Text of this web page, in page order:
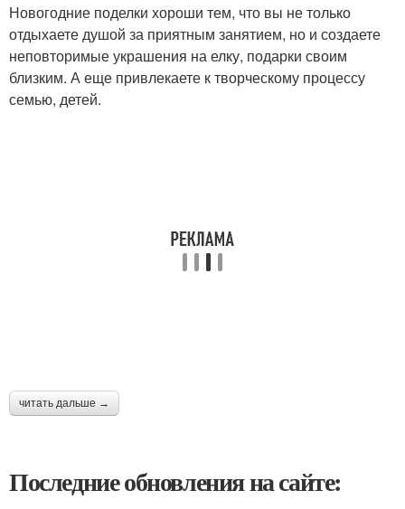
Новогодние поделки хороши тем, что вы не только
отдыхаете душой за приятным занятием, но и создаете
неповторимые украшения на елку, подарки своим
близким. А еще привлекаете к творческому процессу
семью, детей.
читать дальше →
Последние обновления на сайте: